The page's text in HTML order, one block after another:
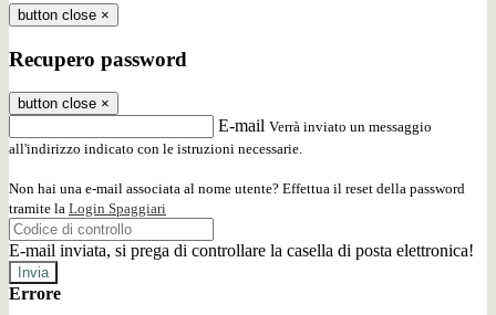
button close ×
Recupero password
button close ×
E-mail Verrà inviato un messaggio
all'indirizzo indicato con le istruzioni necessarie.
Non hai una e-mail associata al nome utente? Effettua il reset della password
tramite la Login Spaggiari
E-mail inviata, si prega di controllare la casella di posta elettronica!
Errore